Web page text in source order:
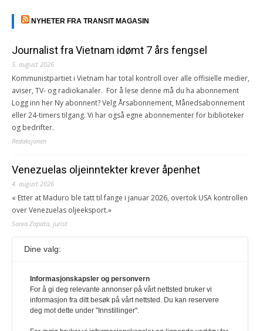
NYHETER FRA TRANSIT MAGASIN
Journalist fra Vietnam idømt 7 års fengsel
5. august 2026
Kommunistpartiet i Vietnam har total kontroll over alle offisielle medier,
aviser, TV- og radiokanaler. For å lese denne må du ha abonnement
Logg inn her Ny abonnent? Velg Årsabonnement, Månedsabonnement
eller 24-timers tilgang. Vi har også egne abonnementer for biblioteker
og bedrifter.
Redaksjonen
Venezuelas oljeinntekter krever åpenhet
4. august 2026
« Etter at Maduro ble tatt til fange i januar 2026, overtok USA kontrollen
over Venezuelas oljeeksport.»
Sonia Zapata, jurist
117,8 millioner er på flukt, en nedgang fra forrige
1. august 2026
Ville ha tilsvart verdens trettende største land i folketall. For å lese
denne må du ha abonnement Logg inn her Ny abonnent? Velg
Dine valg:
Informasjonskapsler og personvern
For å gi deg relevante annonser på vårt nettsted bruker vi
informasjon fra ditt besøk på vårt nettsted. Du kan reservere
deg mot dette under "Innstillinger".